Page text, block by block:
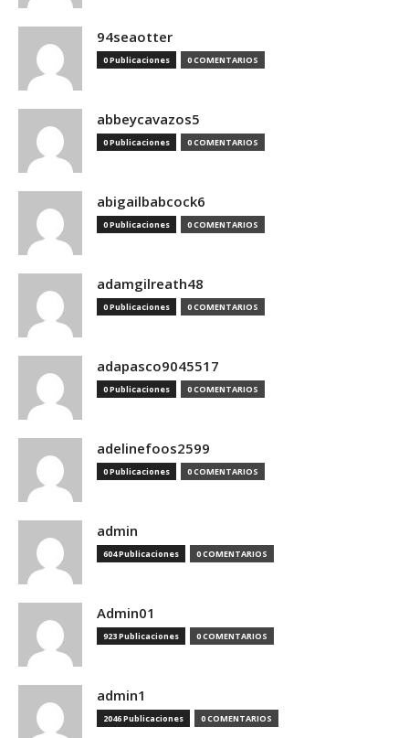
94seaotter
0 Publicaciones 0 COMENTARIOS
abbeycavazos5
0 Publicaciones 0 COMENTARIOS
abigailbabcock6
0 Publicaciones 0 COMENTARIOS
adamgilreath48
0 Publicaciones 0 COMENTARIOS
adapasco9045517
0 Publicaciones 0 COMENTARIOS
adelinefoos2599
0 Publicaciones 0 COMENTARIOS
admin
604 Publicaciones 0 COMENTARIOS
Admin01
923 Publicaciones 0 COMENTARIOS
admin1
2046 Publicaciones 0 COMENTARIOS